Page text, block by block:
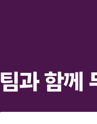
팀과 함께